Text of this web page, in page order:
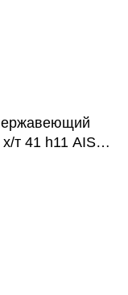
т 41 h11 AISI